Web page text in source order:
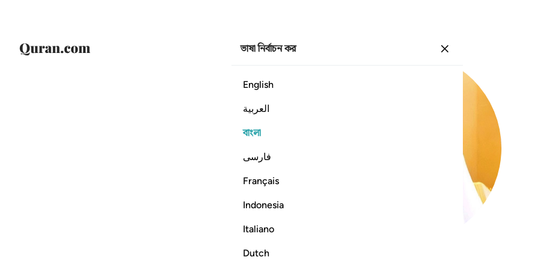
ভাষা নির্বাচন কর
English
العربية
বাংলা
فارسی
Français
Indonesia
Italiano
Dutch